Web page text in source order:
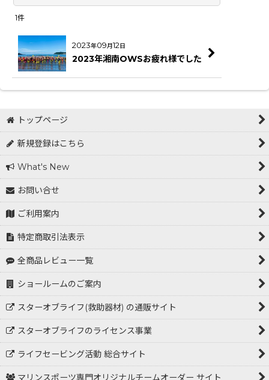
1件
2023年09月12日
2023年湘南OWSお疲れ様でした
トップページ
新規登録はこちら
What's New
お問い合せ
ご利用案内
特定商取引法表示
全商品レビュー一覧
ショールームのご案内
スターオブライフ(救助器材) の通販サイト
スターオブライフのライセンス事業
ライフセービング活動 総合サイト
マリンスポーツ専門オリジナルチームオーダー サイト